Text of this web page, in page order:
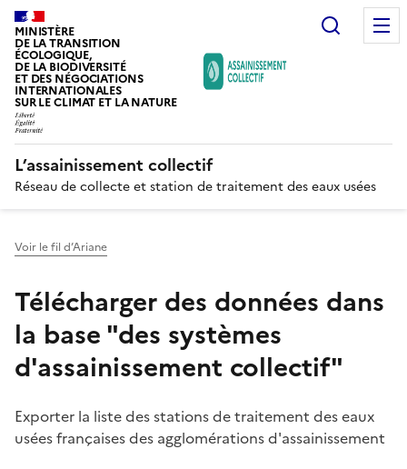
MINISTÈRE
DE LA TRANSITION
ÉCOLOGIQUE,
DE LA BIODIVERSITÉ
ET DES NÉGOCIATIONS
INTERNATIONALES
SUR LE CLIMAT ET LA NATURE
L’assainissement collectif
Réseau de collecte et station de traitement des eaux usées
Voir le fil d’Ariane
Télécharger des données dans
la base "des systèmes
d'assainissement collectif"
Exporter la liste des stations de traitement des eaux
usées françaises des agglomérations d'assainissement